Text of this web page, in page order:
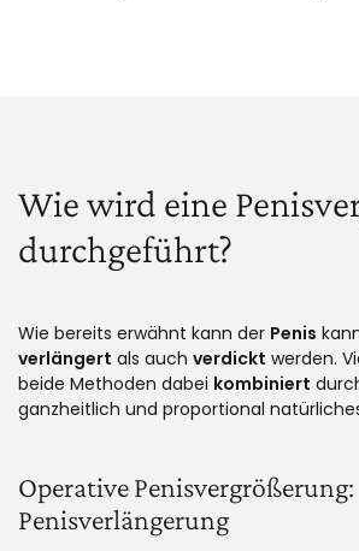
Wie wird eine
durchgeführt?
Wie bereits erwähnt kann der Penis
verlängert als auch verdickt werden.
beide Methoden dabei kombiniert
ganzheitlich und proportional
Operative Penisvergrößerung:
Penisverlängerung